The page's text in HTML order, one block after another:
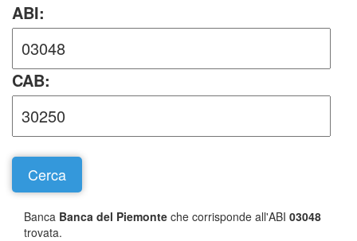
ABI:
CAB:
Banca Banca del Piemonte che corrisponde all'ABI 03048
trovata.